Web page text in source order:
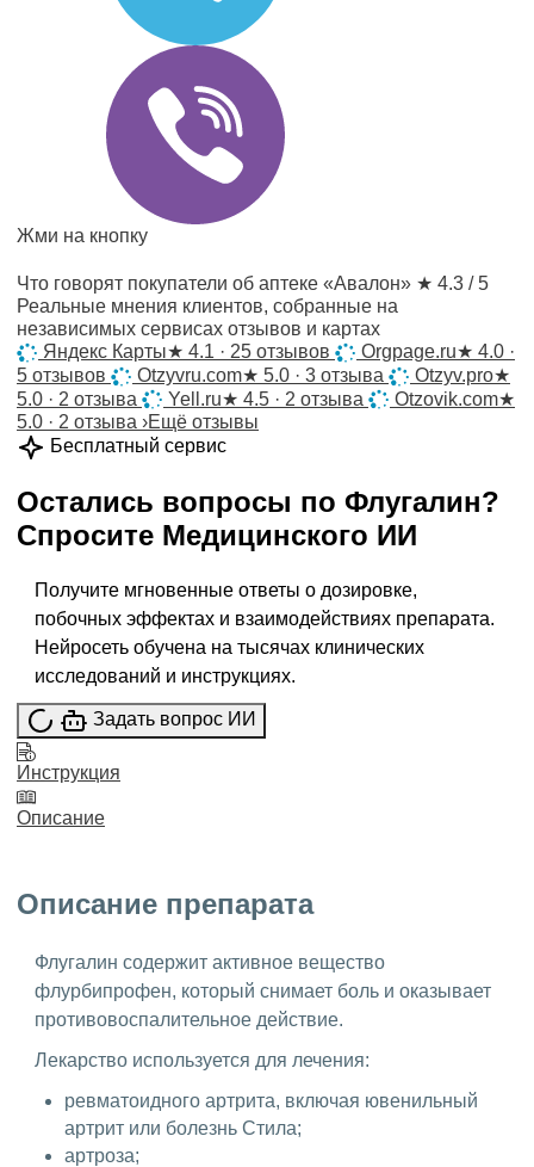
Жми на кнопку
Что говорят покупатели об аптеке «Авалон» ★ 4.3 / 5
Реальные мнения клиентов, собранные на
независимых сервисах отзывов и картах
Яндекс Карты★ 4.1 · 25 отзывов Orgpage.ru★ 4.0 ·
5 отзывов
Otzyvru.com★ 5.0 · 3 отзыва Otzyv.pro★
5.0 · 2 отзыва
Yell.ru★ 4.5 · 2 отзыва Otzovik.com★
5.0 · 2 отзыва ›Ещё отзывы
Бесплатный сервис
Остались вопросы по Флугалин?
Спросите Медицинского ИИ
Получите мгновенные ответы о дозировке,
побочных эффектах и взаимодействиях препарата.
Нейросеть обучена на тысячах клинических
исследований и инструкциях.
Задать вопрос ИИ
Инструкция
Описание
Описание препарата
Флугалин содержит активное вещество
флурбипрофен, который снимает боль и оказывает
противовоспалительное действие.
Лекарство используется для лечения:
ревматоидного артрита, включая ювенильный
артрит или болезнь Стила;
артроза;